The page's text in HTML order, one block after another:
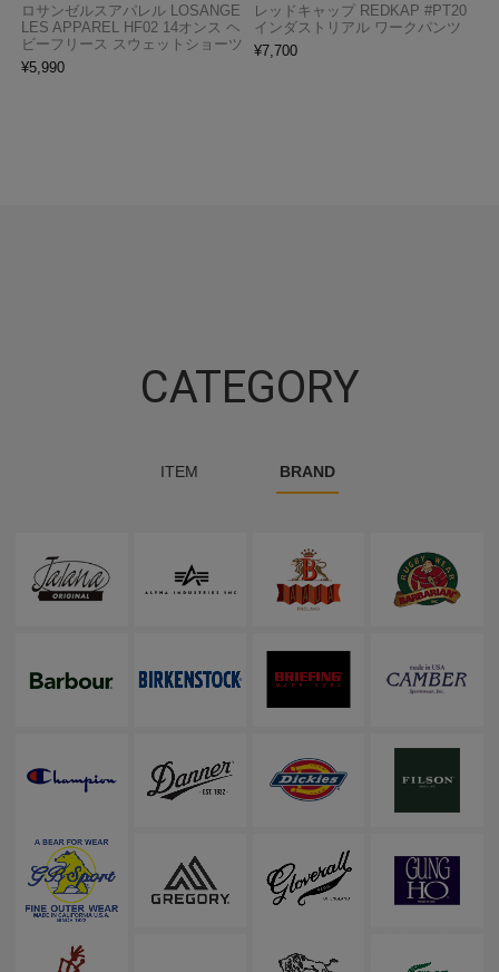
ロサンゼルスアパレル LOSANGE
LES APPAREL HF02 14オンス ヘ
ビーフリース スウェットショーツ
¥5,990
レッドキャップ REDKAP #PT20
インダストリアル ワークパンツ
¥7,700
CATEGORY
ITEM BRAND